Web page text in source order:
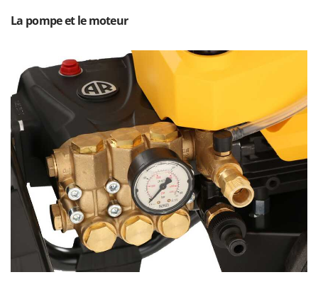
N
Nettoyeurs et Balais à vapeur
Nettoyeurs tapis, moquettes et tapisseries
P
Peignes vibreurs et Secoueurs à olives
Pelles rétros pour tracteur
Perches Élagueuses
Pétrins à Spirale
Piscines
Planteuses de pommes de terre pour tracteur
Plateaux de coupe pour tracteur
Plumeuses
Pompes d'irrigation à tracteur
FINI
Fiskars
Flymo
Fontana Forni
Forest Master
Francini
G
G3 Ferrari
Gardena
Garofalo
GeoTech
La pompe et le moteur